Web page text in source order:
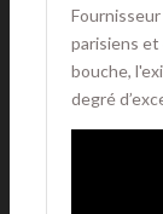
parisiens
bouche,
degré